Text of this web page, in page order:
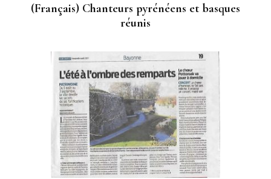
(Français) Chanteurs pyrénéens et basques
réunis